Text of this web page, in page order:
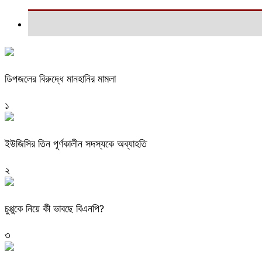
ডিপজলের বিরুদ্ধে মানহানির মামলা
১
ইউজিসির তিন পূর্ণকালীন সদস্যকে অব্যাহতি
২
চুপ্পুকে নিয়ে কী ভাবছে বিএনপি?
৩